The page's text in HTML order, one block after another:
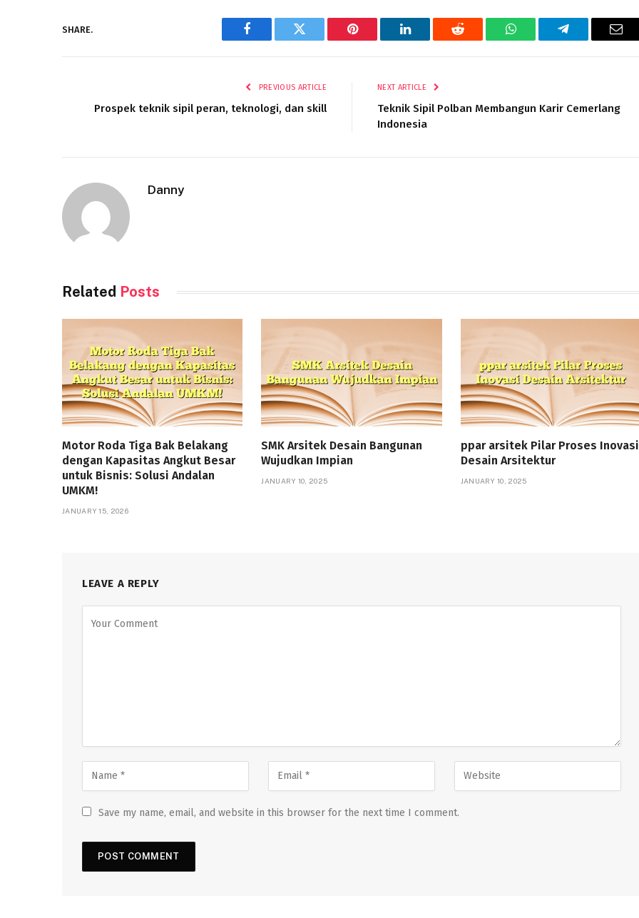
SHARE.
Facebook Twitter Pinterest LinkedIn Reddit WhatsAppTelegram
PREVIOUS ARTICLE
Prospek teknik sipil peran, teknologi, dan skill
NEXT ARTICLE
Teknik Sipil Polban Membangun Karir Cemerlang
Indonesia
Danny
Related Posts
Motor Roda Tiga Bak Belakang
dengan Kapasitas Angkut Besar
untuk Bisnis: Solusi Andalan
UMKM!
JANUARY 15, 2026
SMK Arsitek Desain Bangunan
Wujudkan Impian
JANUARY 10, 2025
ppar arsitek Pilar Proses Inovasi
Desain Arsitektur
JANUARY 10, 2025
LEAVE A REPLY
Save my name, email, and website in this browser for the next time I comment.